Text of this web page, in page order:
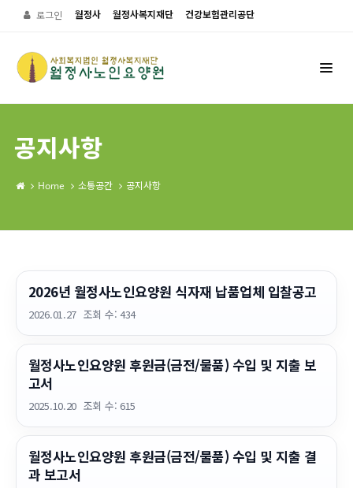
로그인 월정사 월정사복지재단 건강보험관리공단
공지사항
Home 소통공간 공지사항
2026년 월정사노인요양원 식자재 납품업체 입찰공고
2026.01.27 조회 수: 434
월정사노인요양원 후원금(금전/물품) 수입 및 지출 보
고서
2025.10.20 조회 수: 615
월정사노인요양원 후원금(금전/물품) 수입 및 지출 결
과 보고서